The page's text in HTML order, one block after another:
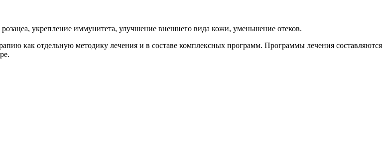
укрепление иммунитета, улучшение внешнего вида кожи, уменьшение отеков.
как отдельную методику лечения и в составе комплексных программ. Программы лечения составляются